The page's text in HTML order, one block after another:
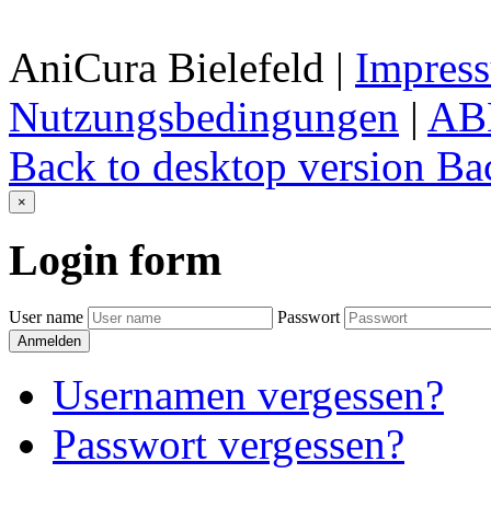
AniCura Bielefeld |
Nutzungsbedingungen |
Back to desktop version
×
Login form
User name Passwort
Anmelden
Usernamen vergessen?
Passwort vergessen?